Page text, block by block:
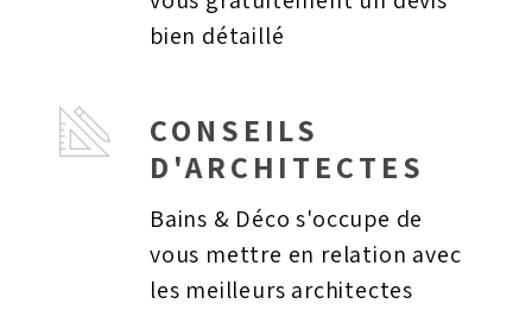
bien détaillé
CONSEILS
D'ARCHITECTES
Bains & Déco s'occupe de
vous mettre en relation avec
les meilleurs architectes